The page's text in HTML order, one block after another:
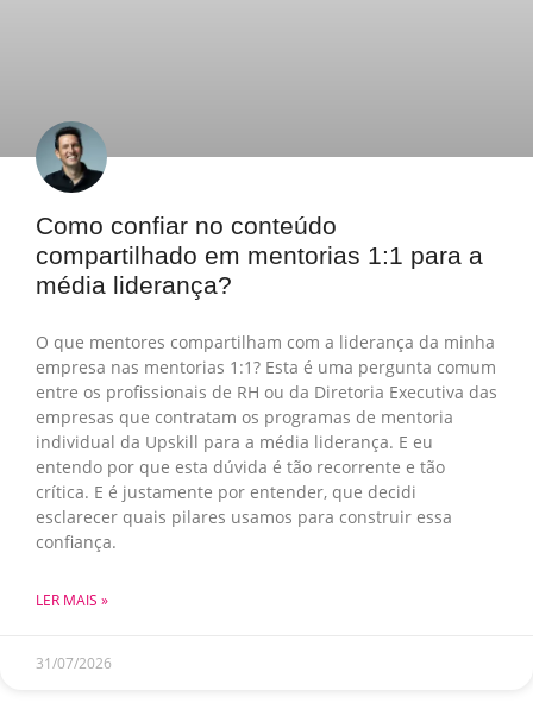
Como confiar no conteúdo
compartilhado em mentorias 1:1 para a
média liderança?
O que mentores compartilham com a liderança da minha
empresa nas mentorias 1:1? Esta é uma pergunta comum
entre os profissionais de RH ou da Diretoria Executiva das
empresas que contratam os programas de mentoria
individual da Upskill para a média liderança. E eu
entendo por que esta dúvida é tão recorrente e tão
crítica. E é justamente por entender, que decidi
esclarecer quais pilares usamos para construir essa
confiança.
LER MAIS »
31/07/2026